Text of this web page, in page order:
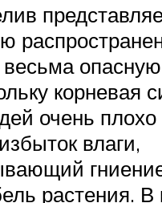
корневая
очень
влаги,
растения. В